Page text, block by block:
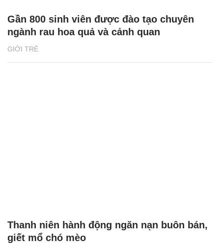
GIỚI TRẺ
Gần 800 sinh viên được đào tạo chuyên
ngành rau hoa quả và cảnh quan
Thanh niên hành động ngăn nạn buôn bán,
giết mổ chó mèo